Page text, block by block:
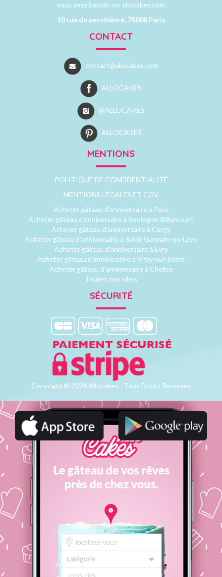
vous avez besoin sur allocakes.com
10 rue de penthièvre, 75008 Paris
CONTACT
contact@allocakes.com
ALLOCAKES
@ALLOCAKES
ALLOCAKES
MENTIONS
POLITIQUE DE CONFIDENTIALITÉ
MENTIONS LÉGALES ET CGV
Acheter gâteau d'anniversaire à Paris
Acheter gâteau d'anniversaire à Boulogne-Billancourt
Acheter gâteau d'anniversaire à Cergy
Acheter gâteau d'anniversaire à Saint-Germain-en-Laye
Acheter gâteau d'anniversaire à Evry
Acheter gâteau d'anniversaire à Vitry-sur-Seine
Acheter gâteau d'anniversaire à Chelles
Toutes nos villes
SÉCURITÉ
Copyright © 2026 Allocakes - Tous Droits Réservés